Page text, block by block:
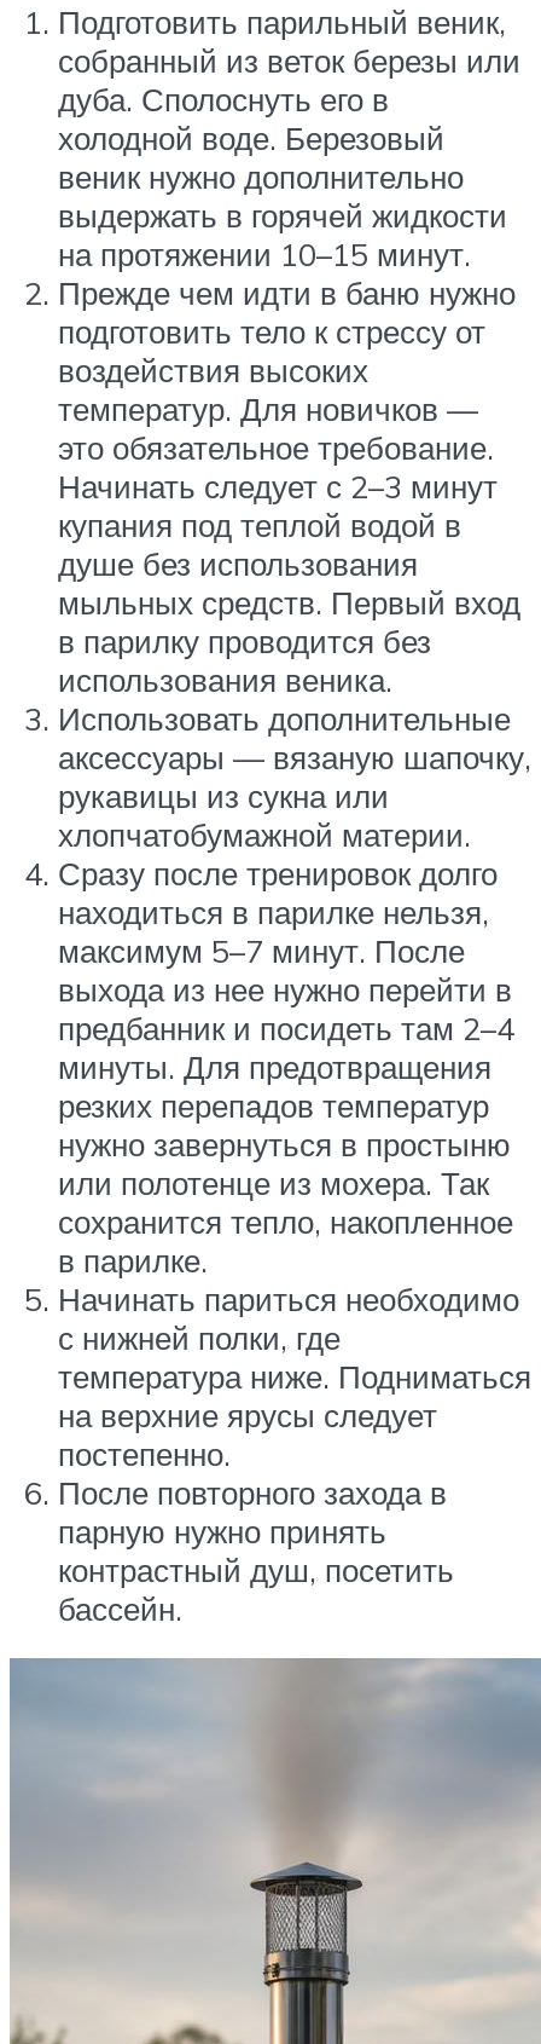
Подготовить парильный веник,
собранный из веток березы или
дуба. Сполоснуть его в
холодной воде. Березовый
веник нужно дополнительно
выдержать в горячей жидкости
на протяжении 10–15 минут.
Прежде чем идти в баню нужно
подготовить тело к стрессу от
воздействия высоких
температур. Для новичков —
это обязательное требование.
Начинать следует с 2–3 минут
купания под теплой водой в
душе без использования
мыльных средств. Первый вход
в парилку проводится без
использования веника.
Использовать дополнительные
аксессуары — вязаную шапочку,
рукавицы из сукна или
хлопчатобумажной материи.
Сразу после тренировок долго
находиться в парилке нельзя,
максимум 5–7 минут. После
выхода из нее нужно перейти в
предбанник и посидеть там 2–4
минуты. Для предотвращения
резких перепадов температур
нужно завернуться в простыню
или полотенце из мохера. Так
сохранится тепло, накопленное
в парилке.
Начинать париться необходимо
с нижней полки, где
температура ниже. Подниматься
на верхние ярусы следует
постепенно.
После повторного захода в
парную нужно принять
контрастный душ, посетить
бассейн.